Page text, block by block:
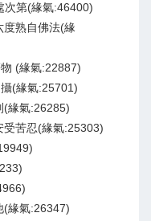
第(緣氣:46400)
熟自佛法(緣
(緣氣:22887)
(緣氣:25701)
緣氣:26285)
苦忍(緣氣:25303)
緣氣:26347)